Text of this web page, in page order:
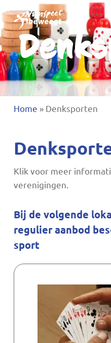
naar
hoofdinhoud
Home » Denksporten
Klik voor meer
verenigingen.
Bij de volgende
regulier aanbod
sport